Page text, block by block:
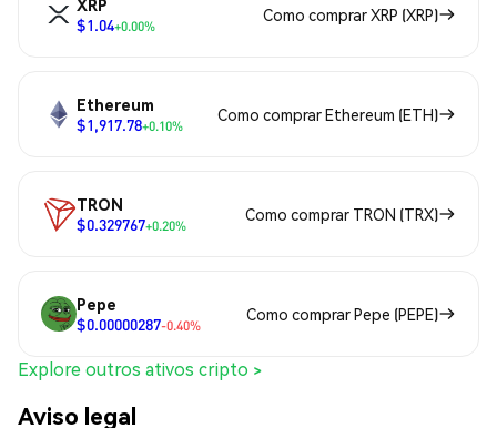
XRP
$1.04+0.00%
Como comprar XRP (XRP)
Ethereum
$1,917.78+0.10%
Como comprar Ethereum (ETH)
TRON
$0.329767+0.20%
Como comprar TRON (TRX)
Pepe
$0.00000287-0.40%
Como comprar Pepe (PEPE)
Explore outros ativos cripto >
Aviso legal